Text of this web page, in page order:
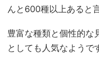
んと600種以上あると
豊富な種類と個性的な
としても人気なようで